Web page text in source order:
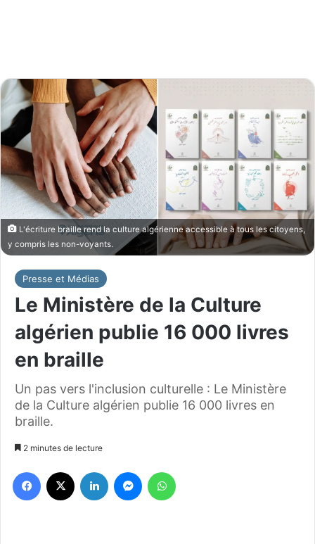
L'écriture braille rend la culture algérienne accessible à tous les citoyens,
y compris les non-voyants.
Presse et Médias
Le Ministère de la Culture
algérien publie 16 000 livres
en braille
Un pas vers l'inclusion culturelle : Le Ministère
de la Culture algérien publie 16 000 livres en
braille.
2 minutes de lecture